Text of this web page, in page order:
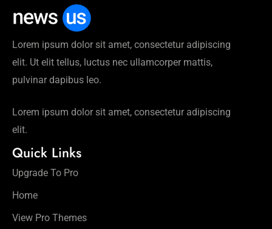
Lorem ipsum dolor sit amet, consectetur adipiscing
elit. Ut elit tellus, luctus nec ullamcorper mattis,
pulvinar dapibus leo.
Lorem ipsum dolor sit amet, consectetur adipiscing
elit.
Quick Links
Upgrade To Pro
Home
View Pro Themes